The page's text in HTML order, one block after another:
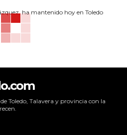
ha mantenido hoy en Toledo
Toledo, Talavera y provincia con la